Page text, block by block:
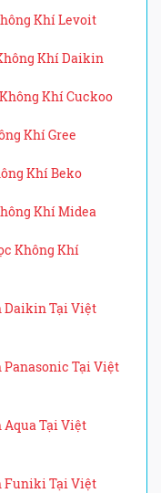
Khí Levoit
Khí Daikin
Khí Cuckoo
Khí Gree
Khí Beko
Khí Midea
Không Khí
Daikin Tại Việt
Panasonic Tại Việt
Aqua Tại Việt
Funiki Tại Việt